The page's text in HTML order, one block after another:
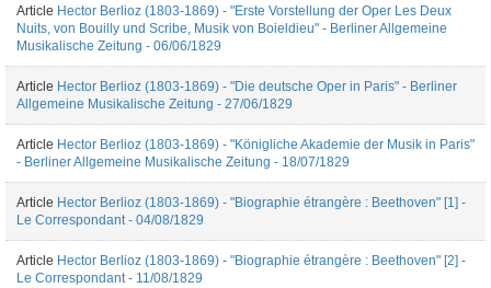
Article Hector Berlioz (1803-1869) - "Erste Vorstellung der Oper Les Deux
Nuits, von Bouilly und Scribe, Musik von Boieldieu" - Berliner Allgemeine
Musikalische Zeitung - 06/06/1829
Article Hector Berlioz (1803-1869) - "Die deutsche Oper in Paris" - Berliner
Allgemeine Musikalische Zeitung - 27/06/1829
Article Hector Berlioz (1803-1869) - "Königliche Akademie der Musik in Paris"
- Berliner Allgemeine Musikalische Zeitung - 18/07/1829
Article Hector Berlioz (1803-1869) - "Biographie étrangère : Beethoven" [1] -
Le Correspondant - 04/08/1829
Article Hector Berlioz (1803-1869) - "Biographie étrangère : Beethoven" [2] -
Le Correspondant - 11/08/1829